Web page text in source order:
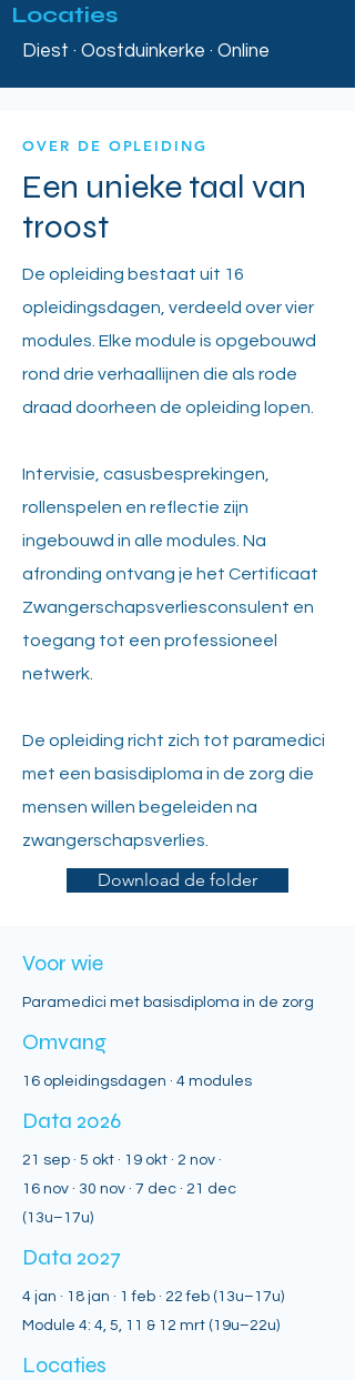
Locaties
Diest · Oostduinkerke · Online
OVER DE OPLEIDING
Een unieke taal van
troost
De opleiding bestaat uit 16
opleidingsdagen, verdeeld over vier
modules. Elke module is opgebouwd
rond drie verhaallijnen die als rode
draad doorheen de opleiding lopen.
Intervisie, casusbesprekingen,
rollenspelen en reflectie zijn
ingebouwd in alle modules. Na
afronding ontvang je het Certificaat
Zwangerschapsverliesconsulent en
toegang tot een professioneel
netwerk.
De opleiding richt zich tot paramedici
met een basisdiploma in de zorg die
mensen willen begeleiden na
zwangerschapsverlies.
Download de folder
Voor wie
Paramedici met basisdiploma in de zorg
Omvang
16 opleidingsdagen · 4 modules
Data 2026
21 sep · 5 okt · 19 okt · 2 nov ·
16 nov · 30 nov · 7 dec · 21 dec
(13u–17u)
Data 2027
4 jan · 18 jan · 1 feb · 22 feb (13u–17u)
Module 4: 4, 5, 11 & 12 mrt (19u–22u)
Locaties